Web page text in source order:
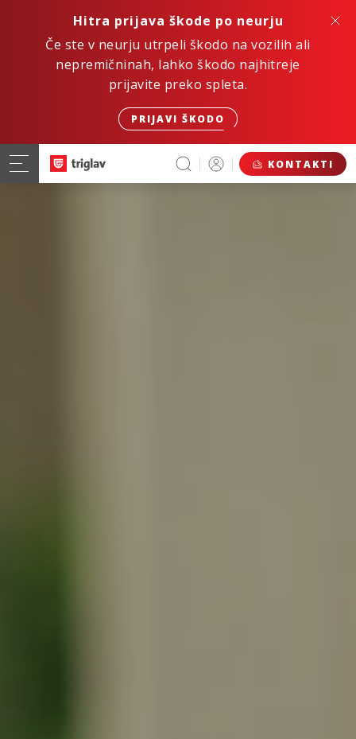
Hitra prijava škode po neurju
Če ste v neurju utrpeli škodo na vozilih ali
nepremičninah, lahko škodo najhitreje
prijavite preko spleta.
PRIJAVI ŠKODO
KONTAKTI